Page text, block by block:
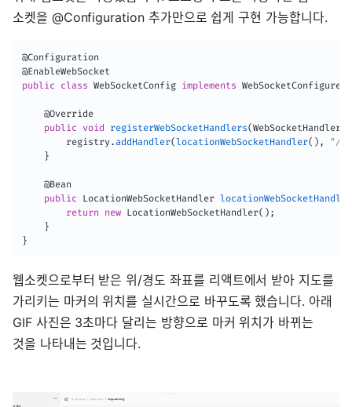
소켓을 @Configuration 추가만으로 쉽게 구현 가능합니다.
@Configuration
@EnableWebSocket
public
class WebSocketConfig implements WebSocketConfigurer
@Override
public
void registerWebSocketHandlers(
        registry
.addHandler(locationWebSocketHandler( ) ,
"/
}
@Bean
public
LocationWebSocketHandler locationWebSocketHandler
return
new LocationWebSocketHandler( ) ;
}
}
웹소켓으로부터 받은 위/경도 좌표를 리액트에서 받아 지도를
가리키는 마커의 위치를 실시간으로 바꾸도록 했습니다. 아래
GIF 사진은 3초마다 달리는 방향으로 마커 위치가 바뀌는
것을 나타내는 것입니다.